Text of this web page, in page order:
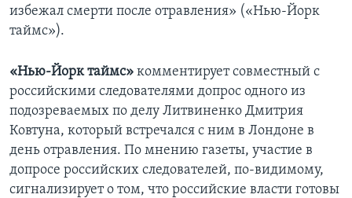
избежал смерти после отравления» («Нью-Йорк
таймс»).
«Нью-Йорк таймс» комментирует совместный с
российскими следователями допрос одного из
подозреваемых по делу Литвиненко Дмитрия
Ковтуна, который встречался с ним в Лондоне в
день отравления. По мнению газеты, участие в
допросе российских следователей, по-видимому,
сигнализирует о том, что российские власти готовы